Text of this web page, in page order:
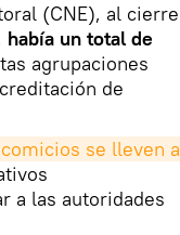
(CNE), al cierre
había un total de
agrupaciones
de
se lleven a
a las autoridades